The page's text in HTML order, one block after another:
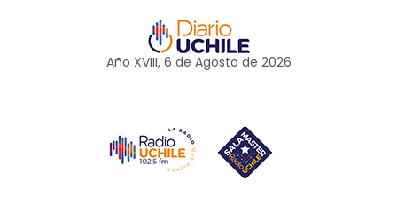
Año XVIII, 6 de Agosto de 2026